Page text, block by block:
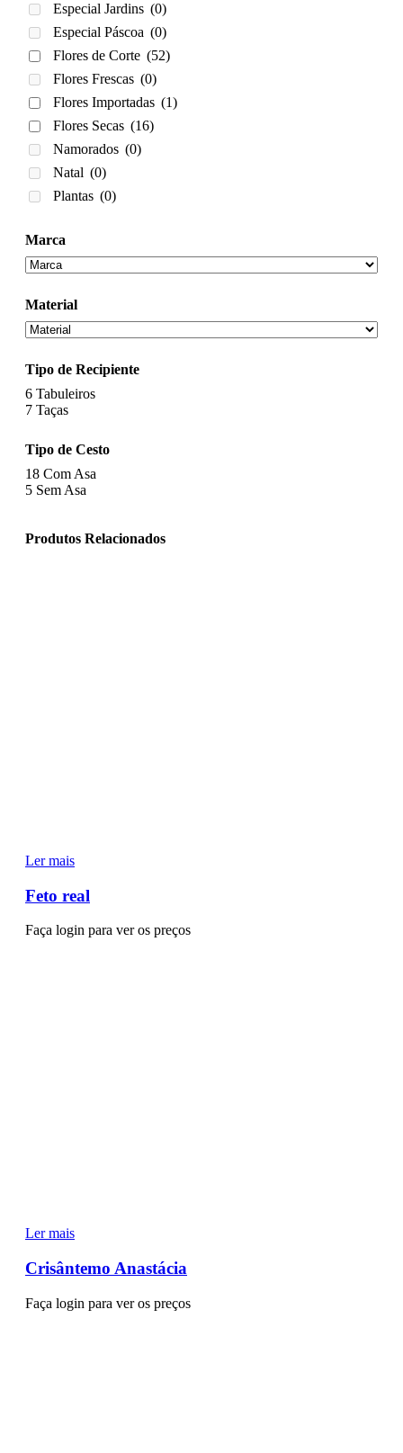
Especial Jardins (0)
Especial Páscoa (0)
Flores de Corte (52)
Flores Frescas (0)
Flores Importadas (1)
Flores Secas (16)
Namorados (0)
Natal (0)
Plantas (0)
Marca
Material
Tipo de Recipiente
6 Tabuleiros
7 Taças
Tipo de Cesto
18 Com Asa
5 Sem Asa
Produtos Relacionados
Ler mais
Feto real
Faça login para ver os preços
Ler mais
Crisântemo Anastácia
Faça login para ver os preços